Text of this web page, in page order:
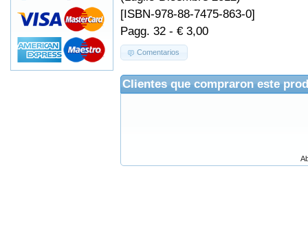
[ISBN-978-88-7475-863-0]
Pagg. 32 - € 3,00
Comentarios
Clientes que compraron este